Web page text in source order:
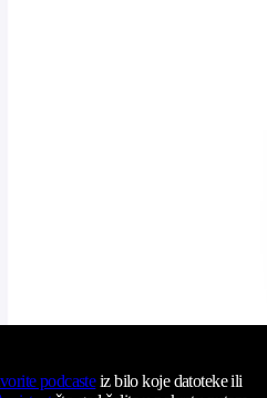
podcasteiz bilo koje datoteke ili